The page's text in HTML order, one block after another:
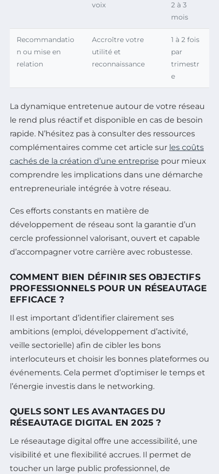
voix
2 à 3
mois
Recommandatio
n ou mise en
relation
Accroître votre
utilité et
reconnaissance
1 à 2 fois
par
trimestr
e
La dynamique entretenue autour de votre réseau
le rend plus réactif et disponible en cas de besoin
rapide. N’hésitez pas à consulter des ressources
complémentaires comme cet article sur les coûts
cachés de la création d’une entreprise pour mieux
comprendre les implications dans une démarche
entrepreneuriale intégrée à votre réseau.
Ces efforts constants en matière de
développement de réseau sont la garantie d’un
cercle professionnel valorisant, ouvert et capable
d’accompagner votre carrière avec robustesse.
COMMENT BIEN DÉFINIR SES OBJECTIFS
PROFESSIONNELS POUR UN RÉSEAUTAGE
EFFICACE ?
Il est important d’identifier clairement ses
ambitions (emploi, développement d’activité,
veille sectorielle) afin de cibler les bons
interlocuteurs et choisir les bonnes plateformes ou
événements. Cela permet d’optimiser le temps et
l’énergie investis dans le networking.
QUELS SONT LES AVANTAGES DU
RÉSEAUTAGE DIGITAL EN 2025 ?
Le réseautage digital offre une accessibilité, une
visibilité et une flexibilité accrues. Il permet de
toucher un large public professionnel, de